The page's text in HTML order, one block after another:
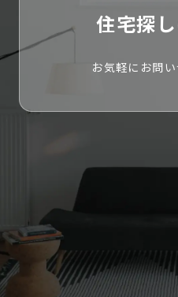
住宅探
お気軽にお問